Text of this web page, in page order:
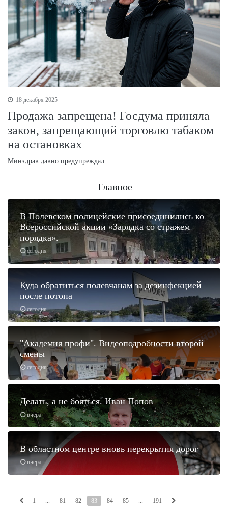
18 декабря 2025
Продажа запрещена! Госдума приняла
закон, запрещающий торговлю табаком
на остановках
Минздрав давно предупреждал
Главное
сегодня
В Полевском полицейские присоединились ко
Всероссийской акции «Зарядка со стражем
порядка».
сегодня
Куда обратиться полевчанам за дезинфекцией
после потопа
сегодня
"Академия профи". Видеоподробности второй
смены
вчера
Делать, а не бояться. Иван Попов
вчера
В областном центре вновь перекрытия дорог
1 ... 81 82 83 84 85 ... 191